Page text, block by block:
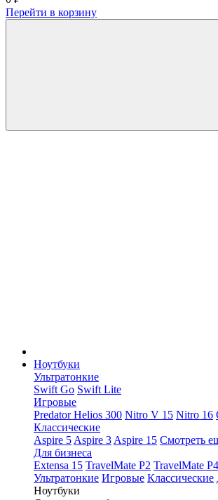
Перейти в корзину
Ноутбуки
Ультратонкие
Swift Go Swift Lite
Игровые
Predator Helios 300 Nitro V 15 Nitro 16
Классические
Aspire 5 Aspire 3 Aspire 15 Смотреть
Для бизнеса
Extensa 15 TravelMate P2 TravelMate P4
Ультратонкие Игровые Классические
Ноутбуки